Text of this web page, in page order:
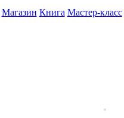
Магазин Книга Мастер-класс